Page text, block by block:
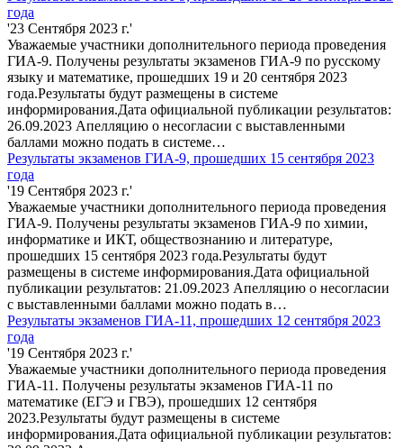
года
'23 Сентября 2023 г.'
Уважаемые участники дополнительного периода проведения
ГИА-9. Получены результаты экзаменов ГИА-9 по русскому
языку и математике, прошедших 19 и 20 сентября 2023
года.Результаты будут размещены в системе
информирования.Дата официальной публикации результатов:
26.09.2023 Апелляцию о несогласии с выставленными
баллами можно подать в системе…
Результаты экзаменов ГИА-9, прошедших 15 сентября 2023
года
'19 Сентября 2023 г.'
Уважаемые участники дополнительного периода проведения
ГИА-9. Получены результаты экзаменов ГИА-9 по химии,
информатике и ИКТ, обществознанию и литературе,
прошедших 15 сентября 2023 года.Результаты будут
размещены в системе информирования.Дата официальной
публикации результатов: 21.09.2023 Апелляцию о несогласии
с выставленными баллами можно подать в…
Результаты экзаменов ГИА-11, прошедших 12 сентября 2023
года
'19 Сентября 2023 г.'
Уважаемые участники дополнительного периода проведения
ГИА-11. Получены результаты экзаменов ГИА-11 по
математике (ЕГЭ и ГВЭ), прошедших 12 сентября
2023.Результаты будут размещены в системе
информирования.Дата официальной публикации результатов: